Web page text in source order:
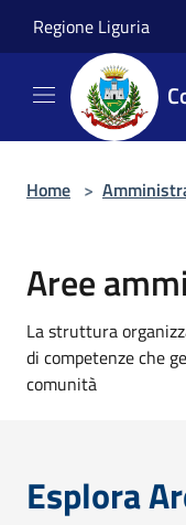
Regione Liguria
Home >
Aree
La struttura
di competenze che
comunità
Esplora